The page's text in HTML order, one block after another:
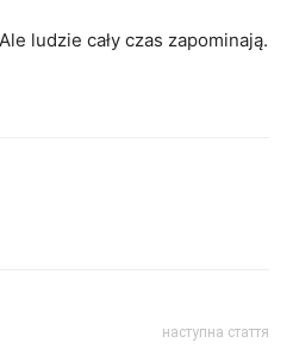
ludzie cały czas zapominają.
наступна стаття